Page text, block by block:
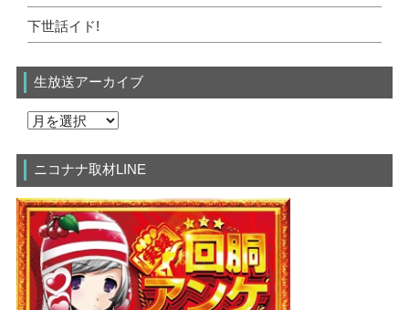
下世話イド!
生放送アーカイブ
ニコナナ取材LINE